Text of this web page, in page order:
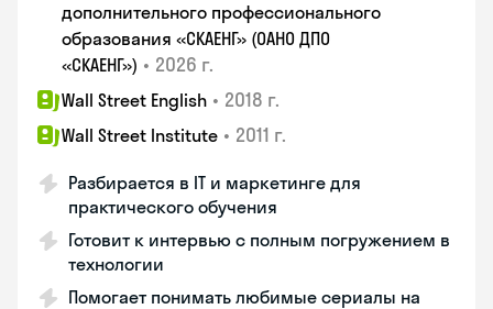
дополнительного профессионального
образования «СКАЕНГ» (ОАНО ДПО
«СКАЕНГ») • 2026 г.
Wall Street English • 2018 г.
Wall Street Institute • 2011 г.
Разбирается в IT и маркетинге для
практического обучения
Готовит к интервью с полным погружением в
технологии
Помогает понимать любимые сериалы на